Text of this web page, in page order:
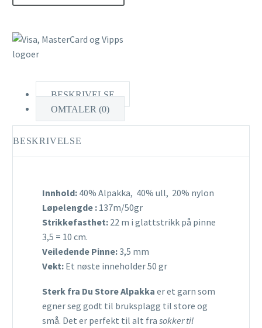
BESKRIVELSE
OMTALER (0)
BESKRIVELSE
Innhold: 40% Alpakka, 40% ull, 20% nylon
Løpelengde : 137m/50gr
Strikkefasthet: 22 m i glattstrikk på pinne
3,5 = 10 cm.
Veiledende Pinne:3,5 mm
Vekt: Et nøste inneholder 50 gr
Sterk fra Du Store Alpakka er et garn som
egner seg godt til bruksplagg til store og
små. Det er perfekt til alt fra sokker til